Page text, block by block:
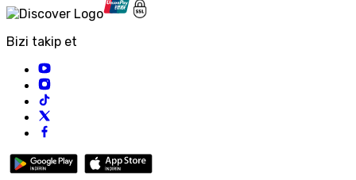
Bizi takip et